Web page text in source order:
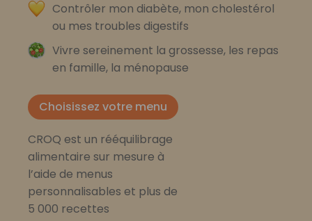
Contrôler mon diabète, mon cholestérol
ou mes troubles digestifs
Vivre sereinement la grossesse, les repas
en famille, la ménopause
Choisissez votre menu
CROQ est un rééquilibrage
alimentaire sur mesure à
l’aide de menus
personnalisables et plus de
5 000 recettes